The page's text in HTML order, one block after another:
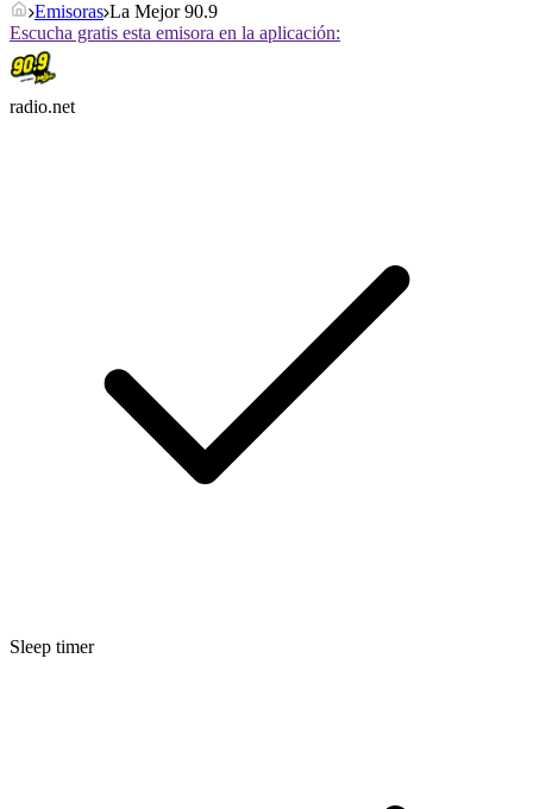
Emisoras La Mejor 90.9
Escucha gratis esta emisora en la aplicación:
radio.net
Sleep timer